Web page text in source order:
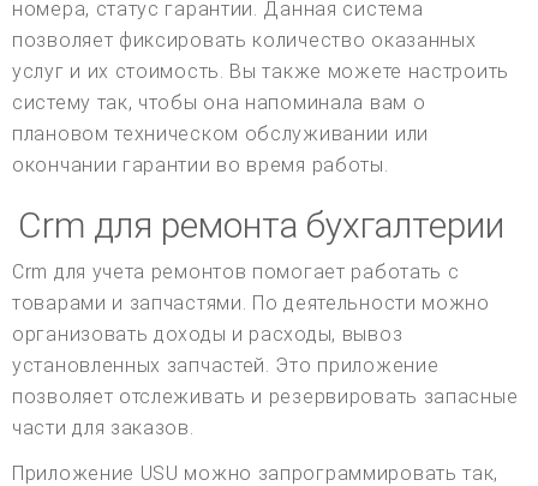
номера, статус гарантии. Данная система
позволяет фиксировать количество оказанных
услуг и их стоимость. Вы также можете настроить
систему так, чтобы она напоминала вам о
плановом техническом обслуживании или
окончании гарантии во время работы.
Crm для ремонта бухгалтерии
Crm для учета ремонтов помогает работать с
товарами и запчастями. По деятельности можно
организовать доходы и расходы, вывоз
установленных запчастей. Это приложение
позволяет отслеживать и резервировать запасные
части для заказов.
Приложение USU можно запрограммировать так,